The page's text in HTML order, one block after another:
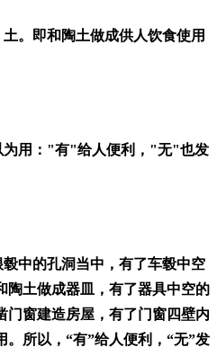
。即和陶土做成供人饮食使用
用："有"给人便利，"无"也发
中的孔洞当中，有了车毂中空
陶土做成器皿，有了器具中空的
门窗建造房屋，有了门窗四壁内
。所以，“有”给人便利，“无”发